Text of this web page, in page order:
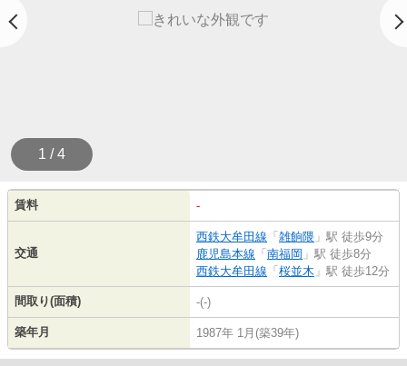
1 / 4
賃料 -
交通
西鉄大牟田線 「 雑餉隈 」駅 徒歩9分
鹿児島本線 「 南福岡 」駅 徒歩8分
西鉄大牟田線 「 桜並木 」駅 徒歩12分
間取り(面積) -(-)
築年月 1987年 1月(築39年)